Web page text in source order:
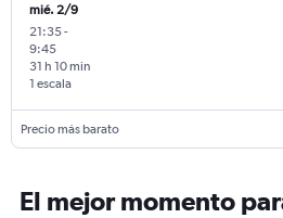
mié. 2/9
21:35-
9:45
1 escala
31 h 10 min
Precio más barato
El mejor momento